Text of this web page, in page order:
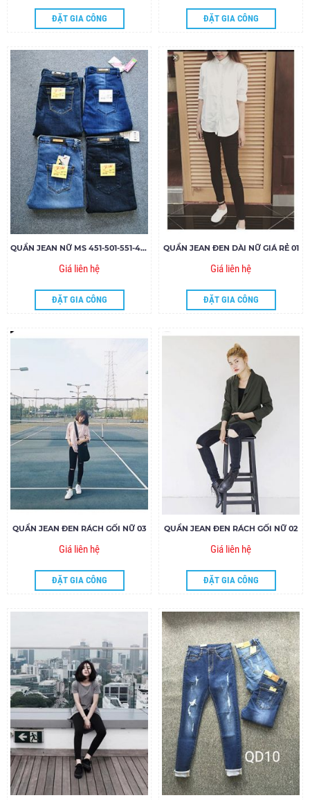
ĐẶT GIA CÔNG ĐẶT GIA CÔNG
QUẦN JEAN NỮ MS 451-501-551-433
Giá liên hệ
ĐẶT GIA CÔNG
QUẦN JEAN ĐEN DÀI NỮ GIÁ RẺ 01
Giá liên hệ
ĐẶT GIA CÔNG
QUẦN JEAN ĐEN RÁCH GỐI NỮ 03
Giá liên hệ
ĐẶT GIA CÔNG
QUẦN JEAN ĐEN RÁCH GỐI NỮ 02
Giá liên hệ
ĐẶT GIA CÔNG